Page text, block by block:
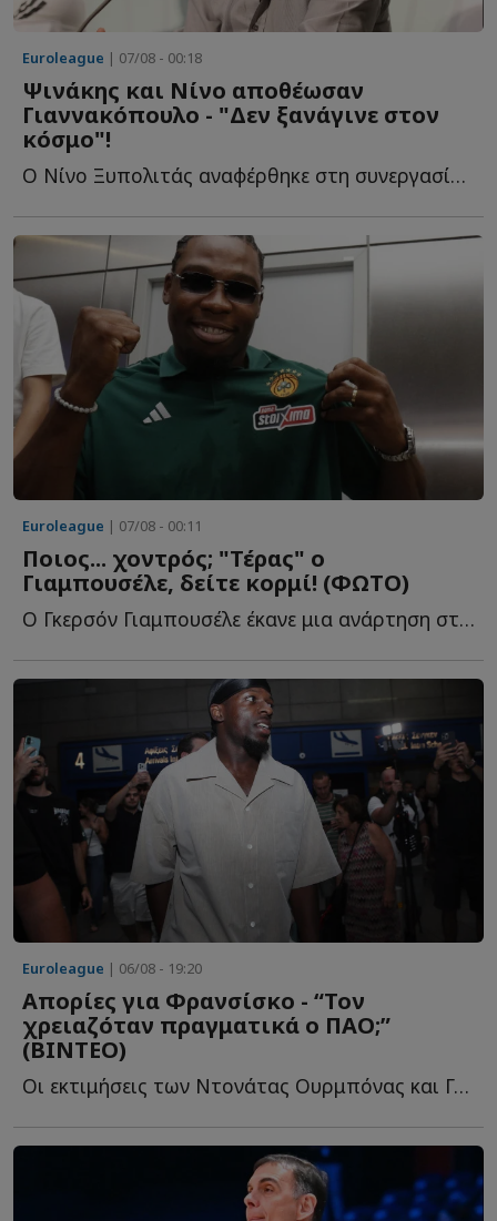
Euroleague | 07/08 - 00:18
Ψινάκης και Νίνο αποθέωσαν
Γιαννακόπουλο - "Δεν ξανάγινε στον
κόσμο"!
Ο Νίνο Ξυπολιτάς αναφέρθηκε στη συνεργασία του με τον Δ...
Euroleague | 07/08 - 00:11
Ποιος... χοντρός; "Τέρας" ο
Γιαμπουσέλε, δείτε κορμί! (ΦΩΤΟ)
Ο Γκερσόν Γιαμπουσέλε έκανε μια ανάρτηση στα social media, κ...
Euroleague | 06/08 - 19:20
Απορίες για Φρανσίσκο - “Τον
χρειαζόταν πραγματικά ο ΠΑΟ;”
(ΒΙΝΤΕΟ)
Oι εκτιμήσεις των Ντονάτας Ουρμπόνας και Γκίτις Μπλαζεβίτσιους γ...